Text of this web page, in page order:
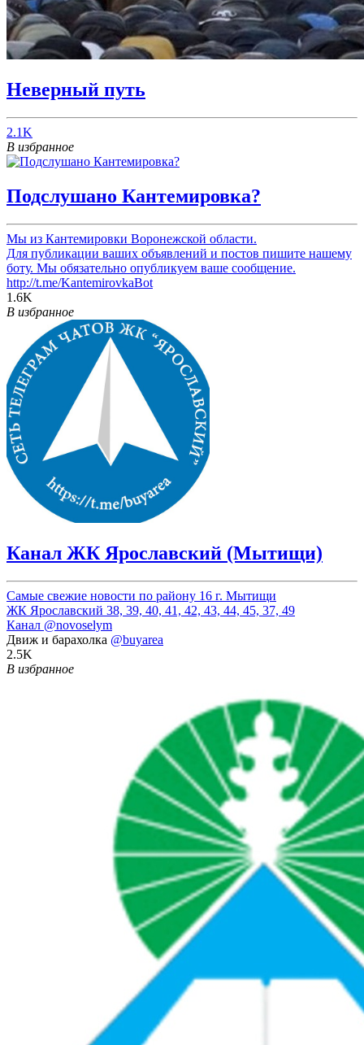
Неверный путь
2.1K
В избранное
Подслушано Кантемировка?
Мы из Кантемировки Воронежской области.
Для публикации ваших объявлений и постов пишите нашему
боту. Мы обязательно опубликуем ваше сообщение.
http://t.me/KantemirovkaBot
1.6K
В избранное
Канал ЖК Ярославский (Мытищи)
Самые свежие новости по району 16 г. Мытищи
ЖК Ярославский 38, 39, 40, 41, 42, 43, 44, 45, 37, 49
Канал @novoselym
Движ и барахолка @buyarea
2.5K
В избранное